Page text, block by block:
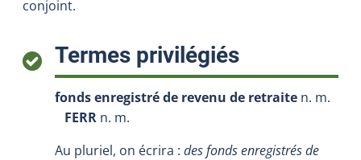
conjoint.
Termes privilégiés:
fonds enregistré de revenu de retraite n. m.
FERR n. m.
Au pluriel, on écrira : des fonds enregistrés de